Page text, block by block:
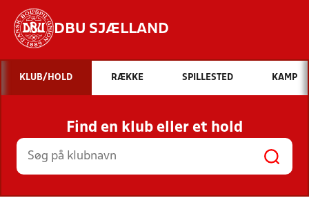
DBU SJÆLLAND
Hvad vil du søge efter?
INDHOLD OG NYHEDER
STILLINGER, RESULTATER, KLUBBER OG
HOLD
KLUB/HOLD RÆKKE SPILLESTED KAMP
Find en klub eller et hold